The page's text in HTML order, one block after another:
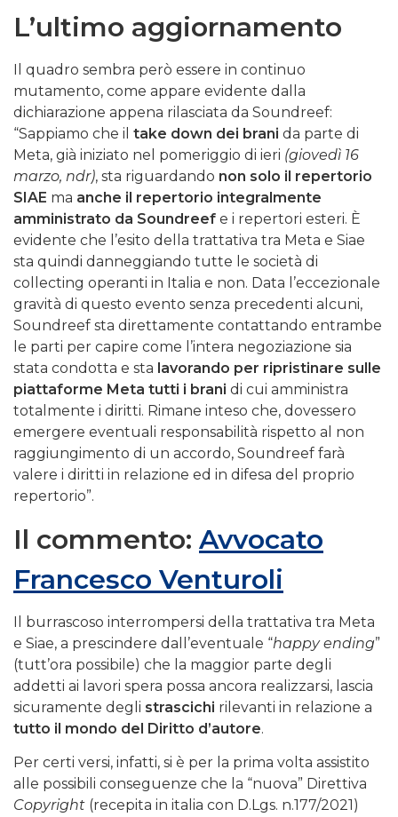
L’ultimo aggiornamento
Il quadro sembra però essere in continuo
mutamento, come appare evidente dalla
dichiarazione appena rilasciata da Soundreef:
“Sappiamo che il take down dei brani da parte di
Meta, già iniziato nel pomeriggio di ieri (giovedì 16
marzo, ndr), sta riguardando non solo il repertorio
SIAE ma anche il repertorio integralmente
amministrato da Soundreef e i repertori esteri. È
evidente che l’esito della trattativa tra Meta e Siae
sta quindi danneggiando tutte le società di
collecting operanti in Italia e non. Data l’eccezionale
gravità di questo evento senza precedenti alcuni,
Soundreef sta direttamente contattando entrambe
le parti per capire come l’intera negoziazione sia
stata condotta e sta lavorando per ripristinare sulle
piattaforme Meta tutti i brani di cui amministra
totalmente i diritti. Rimane inteso che, dovessero
emergere eventuali responsabilità rispetto al non
raggiungimento di un accordo, Soundreef farà
valere i diritti in relazione ed in difesa del proprio
repertorio”.
Il commento: Avvocato
Francesco Venturoli
Il burrascoso interrompersi della trattativa tra Meta
e Siae, a prescindere dall’eventuale “happy ending”
(tutt’ora possibile) che la maggior parte degli
addetti ai lavori spera possa ancora realizzarsi, lascia
sicuramente degli strascichi rilevanti in relazione a
tutto il mondo del Diritto d’autore.
Per certi versi, infatti, si è per la prima volta assistito
alle possibili conseguenze che la “nuova” Direttiva
Copyright (recepita in italia con D.Lgs. n.177/2021)